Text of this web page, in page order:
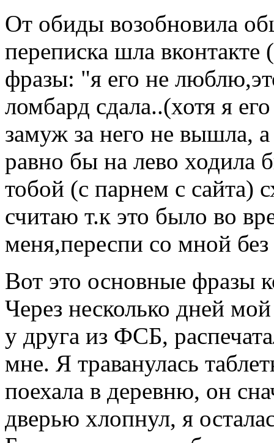
От обиды возобновила
переписка шла
фразы: "я его не
ломбард сдала..(хотя я
замуж за него не вышла,
равно бы на лево ходила
тобой (с парнем с сайта)
считаю т.к это было во
меня,переспи со мной
Вот это основные фразы
Через несколько дней
у друга из ФСБ,
мне. Я траванулась
поехала в деревню, он
дверью хлопнул, я